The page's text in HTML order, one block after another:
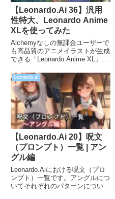
【Leonardo.Ai 36】汎用
性特大、Leonardo Anime
XLを使ってみた
Alchemyなしの無課金ユーザーで
も高品質のアニメイラストが生成
できる「Leonardo Anime XL」を
Lightningモデルということで、画
期的な進化を遂げているとのこと
なので、それらについても見てい
きたいと思います。
Leonardo.ai
【Leonardo.Ai 20】呪文
（プロンプト）一覧 | アン
グル編
Leonardo.Aiにおける呪文（プロ
ンプト）一覧です。アングルにつ
いてそれぞれのパターンについて